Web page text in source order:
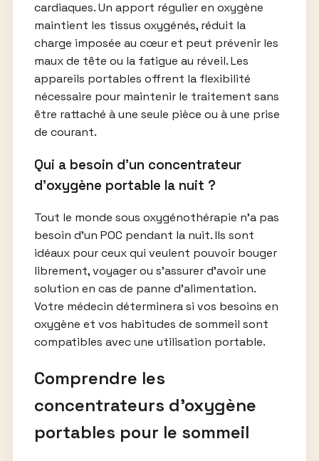
cardiaques. Un apport régulier en oxygène
maintient les tissus oxygénés, réduit la
charge imposée au cœur et peut prévenir les
maux de tête ou la fatigue au réveil. Les
appareils portables offrent la flexibilité
nécessaire pour maintenir le traitement sans
être rattaché à une seule pièce ou à une prise
de courant.
Qui a besoin d’un concentrateur
d’oxygène portable la nuit ?
Tout le monde sous oxygénothérapie n’a pas
besoin d’un POC pendant la nuit. Ils sont
idéaux pour ceux qui veulent pouvoir bouger
librement, voyager ou s’assurer d’avoir une
solution en cas de panne d’alimentation.
Votre médecin déterminera si vos besoins en
oxygène et vos habitudes de sommeil sont
compatibles avec une utilisation portable.
Comprendre les
concentrateurs d’oxygène
portables pour le sommeil